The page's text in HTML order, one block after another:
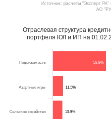
АО
Источник: расчеты "Эксперт
АО
Отраслевая структура
портфеля ЮЛ и ИП на
58.9%
11.5%
10.9%
Недвижимость
Азартные игры
Сельское хозяйство